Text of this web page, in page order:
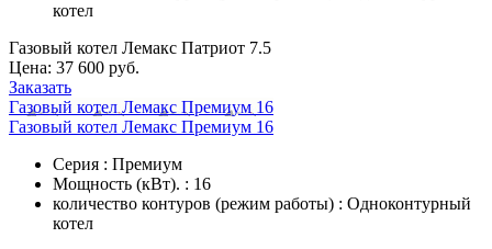
котел
Газовый котел Лемакс Патриот 7.5
Цена: 37 600 руб.
Заказать
Газовый котел Лемакс Премиум 16
Газовый котел Лемакс Премиум 16
Серия : Премиум
Мощность (кВт). : 16
количество контуров (режим работы) : Одноконтурный
котел